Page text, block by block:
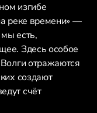
изгибе
реке времени» —
мы есть,
Здесь особое
отражаются
создают
счёт